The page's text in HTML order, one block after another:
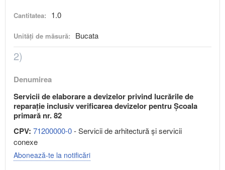
Cantitatea: 1.0
Unități de măsură: Bucata
2)
Denumirea
Servicii de elaborare a devizelor privind lucrările de
reparație inclusiv verificarea devizelor pentru Școala
primară nr. 82
CPV: 71200000-0- Servicii de arhitectură şi servicii
conexe
Abonează-te la notificări